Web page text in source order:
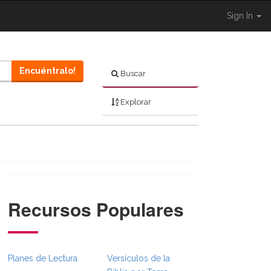
Sign In
Buscar
Explorar
Encuéntralo!
}} }} }}
Recursos Populares
Planes de Lectura
Versículos de la